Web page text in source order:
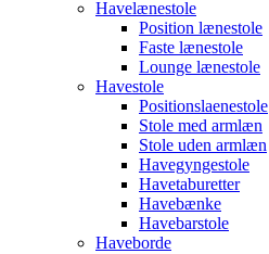
Havelænestole
Position lænestole
Faste lænestole
Lounge lænestole
Havestole
Positionslaenestole
Stole med armlæn
Stole uden armlæn
Havegyngestole
Havetaburetter
Havebænke
Havebarstole
Haveborde